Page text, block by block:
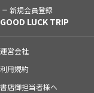
新規会員登録
GOOD LUCK TRIP
運営会社
利用規約
書店御担当者様へ